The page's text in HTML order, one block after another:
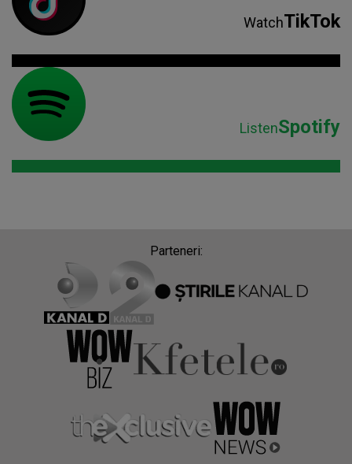
WatchTikTok
ListenSpotify
Parteneri: